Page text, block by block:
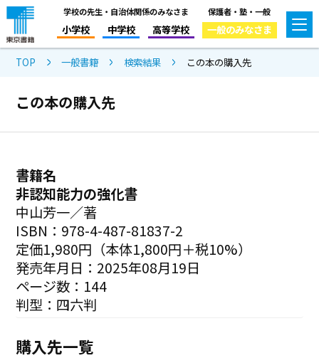
学校の先生・自治体関係のみなさま
小学校 中学校 高等学校
保護者・塾・一般
一般のみなさま
TOP 一般書籍 検索結果 この本の購入先
この本の購入先
書籍名
非認知能力の強化書
中山芳一／著
ISBN：978-4-487-81837-2
定価1,980円（本体1,800円＋税10%）
発売年月日：2025年08月19日
ページ数：144
判型：四六判
購入先一覧